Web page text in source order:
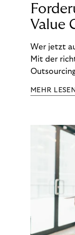
Value
Wer jetzt
Mit der
Ergebnisse
MEHR LESEN